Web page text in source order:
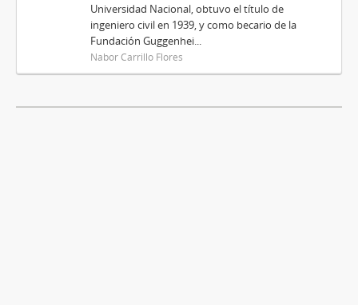
Universidad Nacional, obtuvo el título de
ingeniero civil en 1939, y como becario de la
Fundación Guggenhei...
Nabor Carrillo Flores